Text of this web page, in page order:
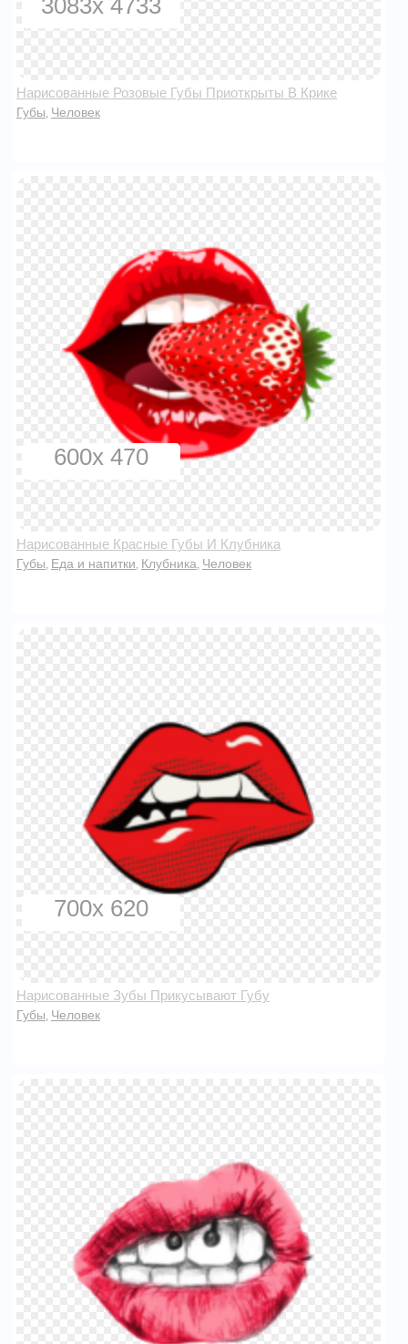
Нарисованные Розовые Губы Приоткрыты В Крике
Губы Человек
600x 470
Нарисованные Красные Губы И Клубника
Губы Еда и напитки Клубника Человек
700x 620
Нарисованные Зубы Прикусывают Губу
Губы Человек